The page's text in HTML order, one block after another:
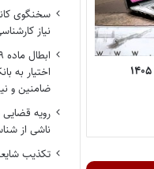
سخنگوی
نیاز
اختیار به
ضامنین و
رویه
ناشی از
تکذیب